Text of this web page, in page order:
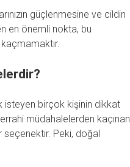
güçlenmesine ve cildin
en önemli nokta, bu
isteyen birçok kişinin dikkat
müdahalelerden kaçınan
Peki, doğal